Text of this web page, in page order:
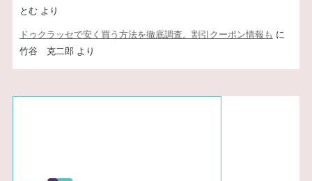
とむ より
ドゥクラッセで安く買う方法を徹底調査。割引クーポン情報も に
竹谷 克二郎 より